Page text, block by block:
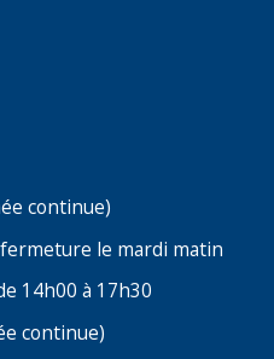
continue)
le mardi matin
14h00 à 17h30
continue)